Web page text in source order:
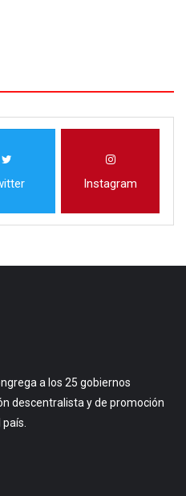
Instagram
a los 25 gobiernos
descentralista y de promoción